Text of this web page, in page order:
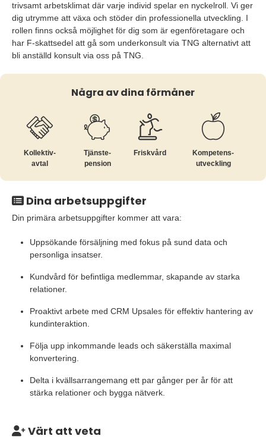
trivsamt arbetsklimat där varje individ spelar en nyckelroll. Vi ger
dig utrymme att växa och stöder din professionella utveckling. I
rollen finns också möjlighet för dig som är egenföretagare och
har F-skattsedel att gå som underkonsult via TNG alternativt att
bli anställd konsult via oss på TNG.
Några av dina förmåner
Kollektiv­
avtal
Tjänste­
pension
Friskvård
Kompetens­
utveckling
Dina arbetsuppgifter
Din primära arbetsuppgifter kommer att vara:
Uppsökande försäljning med fokus på sund data och
personliga insatser.
Kundvård för befintliga medlemmar, skapande av starka
relationer.
Proaktivt arbete med CRM Upsales för effektiv hantering av
kundinteraktion.
Följa upp inkommande leads och säkerställa maximal
konvertering.
Delta i kvällsarrangemang ett par gånger per år för att
stärka relationer och bygga nätverk.
Värt att veta